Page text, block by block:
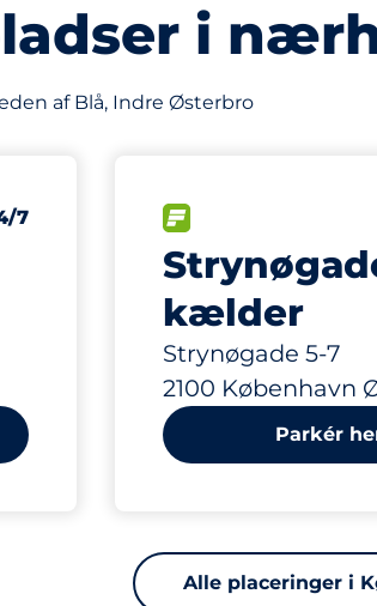
i
af Blå, Indre Østerbro
7
kælder
Strynøgade 5-7
2100 København
57 m
Parkér
Alle placeringer i